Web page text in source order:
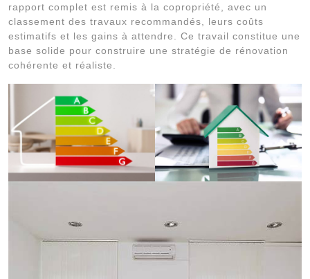
rapport complet est remis à la copropriété, avec un
classement des travaux recommandés, leurs coûts
estimatifs et les gains à attendre. Ce travail constitue une
base solide pour construire une stratégie de rénovation
cohérente et réaliste.